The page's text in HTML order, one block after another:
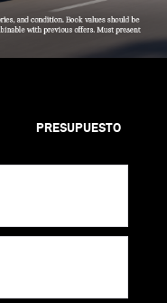
PRESUPUESTO